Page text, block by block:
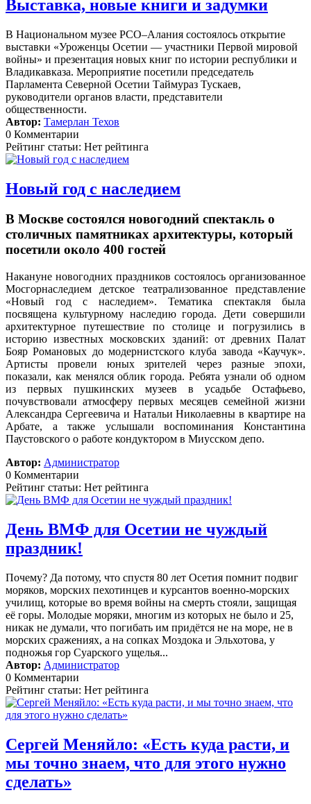
Выставка, новые книги и задумки
В Национальном музее РСО–Алания состоялось открытие
выставки «Уроженцы Осетии — участники Первой мировой
войны» и презентация новых книг по истории республики и
Владикавказа. Мероприятие посетили председатель
Парламента Северной Осетии Таймураз Тускаев,
руководители органов власти, представители
общественности.
Автор: Тамерлан Техов
0 Комментарии
Рейтинг статьи: Нет рейтинга
Новый год с наследием
В Москве состоялся новогодний спектакль о
столичных памятниках архитектуры, который
посетили около 400 гостей
Накануне новогодних праздников состоялось организованное
Мосгорнаследием детское театрализованное представление
«Новый год с наследием».
Тематика спектакля была
посвящена культурному наследию города. Дети совершили
архитектурное путешествие по столице и погрузились в
историю известных московских зданий: от древних Палат
Бояр Романовых до модернистского клуба завода «Каучук».
Артисты провели юных зрителей через разные эпохи,
показали, как менялся облик города. Ребята узнали об одном
из первых пушкинских музеев в усадьбе Остафьево,
почувствовали атмосферу первых месяцев семейной жизни
Александра Сергеевича и Натальи Николаевны в квартире на
Арбате, а также услышали воспоминания Константина
Паустовского о работе кондуктором в Миусском депо.
Автор: Администратор
0 Комментарии
Рейтинг статьи: Нет рейтинга
День ВМФ для Осетии не чуждый
праздник!
Почему? Да потому, что спустя 80 лет Осетия помнит подвиг
моряков, морских пехотинцев и курсантов военно-морских
училищ, которые во время войны на смерть стояли, защищая
её горы. Молодые моряки, многим из которых не было и 25,
никак не думали, что погибать им придётся не на море, не в
морских сражениях, а на сопках Моздока и Эльхотова, у
подножья гор Суарского ущелья...
Автор: Администратор
0 Комментарии
Рейтинг статьи: Нет рейтинга
Сергей Меняйло: «Есть куда расти, и
мы точно знаем, что для этого нужно
сделать»